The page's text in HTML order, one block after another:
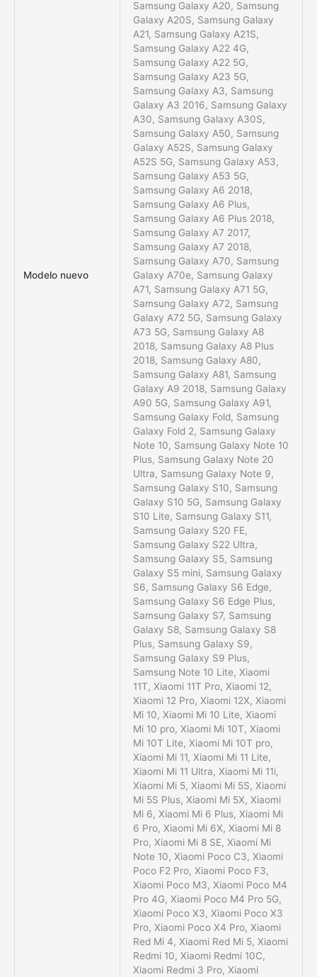
Modelo nuevo
Samsung Galaxy A20, Samsung
Galaxy A20S, Samsung Galaxy
A21, Samsung Galaxy A21S,
Samsung Galaxy A22 4G,
Samsung Galaxy A22 5G,
Samsung Galaxy A23 5G,
Samsung Galaxy A3, Samsung
Galaxy A3 2016, Samsung Galaxy
A30, Samsung Galaxy A30S,
Samsung Galaxy A50, Samsung
Galaxy A52S, Samsung Galaxy
A52S 5G, Samsung Galaxy A53,
Samsung Galaxy A53 5G,
Samsung Galaxy A6 2018,
Samsung Galaxy A6 Plus,
Samsung Galaxy A6 Plus 2018,
Samsung Galaxy A7 2017,
Samsung Galaxy A7 2018,
Samsung Galaxy A70, Samsung
Galaxy A70e, Samsung Galaxy
A71, Samsung Galaxy A71 5G,
Samsung Galaxy A72, Samsung
Galaxy A72 5G, Samsung Galaxy
A73 5G, Samsung Galaxy A8
2018, Samsung Galaxy A8 Plus
2018, Samsung Galaxy A80,
Samsung Galaxy A81, Samsung
Galaxy A9 2018, Samsung Galaxy
A90 5G, Samsung Galaxy A91,
Samsung Galaxy Fold, Samsung
Galaxy Fold 2, Samsung Galaxy
Note 10, Samsung Galaxy Note 10
Plus, Samsung Galaxy Note 20
Ultra, Samsung Galaxy Note 9,
Samsung Galaxy S10, Samsung
Galaxy S10 5G, Samsung Galaxy
S10 Lite, Samsung Galaxy S11,
Samsung Galaxy S20 FE,
Samsung Galaxy S22 Ultra,
Samsung Galaxy S5, Samsung
Galaxy S5 mini, Samsung Galaxy
S6, Samsung Galaxy S6 Edge,
Samsung Galaxy S6 Edge Plus,
Samsung Galaxy S7, Samsung
Galaxy S8, Samsung Galaxy S8
Plus, Samsung Galaxy S9,
Samsung Galaxy S9 Plus,
Samsung Note 10 Lite, Xiaomi
11T, Xiaomi 11T Pro, Xiaomi 12,
Xiaomi 12 Pro, Xiaomi 12X, Xiaomi
Mi 10, Xiaomi Mi 10 Lite, Xiaomi
Mi 10 pro, Xiaomi Mi 10T, Xiaomi
Mi 10T Lite, Xiaomi Mi 10T pro,
Xiaomi Mi 11, Xiaomi Mi 11 Lite,
Xiaomi Mi 11 Ultra, Xiaomi Mi 11i,
Xiaomi Mi 5, Xiaomi Mi 5S, Xiaomi
Mi 5S Plus, Xiaomi Mi 5X, Xiaomi
Mi 6, Xiaomi Mi 6 Plus, Xiaomi Mi
6 Pro, Xiaomi Mi 6X, Xiaomi Mi 8
Pro, Xiaomi Mi 8 SE, Xiaomi Mi
Note 10, Xiaomi Poco C3, Xiaomi
Poco F2 Pro, Xiaomi Poco F3,
Xiaomi Poco M3, Xiaomi Poco M4
Pro 4G, Xiaomi Poco M4 Pro 5G,
Xiaomi Poco X3, Xiaomi Poco X3
Pro, Xiaomi Poco X4 Pro, Xiaomi
Red Mi 4, Xiaomi Red Mi 5, Xiaomi
Redmi 10, Xiaomi Redmi 10C,
Xiaomi Redmi 3 Pro, Xiaomi